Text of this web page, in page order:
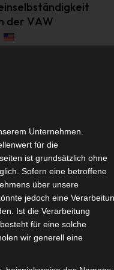
der VAW
Unternehmen.
für die
ist grundsätzlich ohne
Sofern eine betroffene
über unsere
jedoch eine
Ist die Verarbeitung
für eine solche
wir generell eine